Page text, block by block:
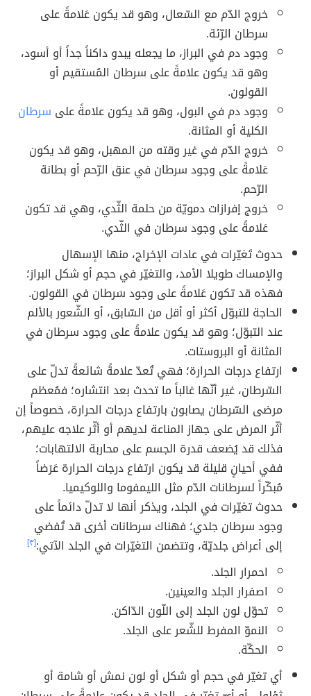
خروج الدّم مع السّعال، وهو قد يكون عَلامةً على
سرطان الرّئة.
وجود دم في البراز، ما يجعله يبدو داكناً جداً أو أسود،
وهو قد يكون علامةً على سرطان المُستقيم أو
القولون.
وجود دم في البول، وهو قد يكون علامةً على سرطان
الكلية أو المثانة.
خروج الدّم في غير وقته من المهبل، وهو قد يكون
عَلامةً على وجود سرطان في عنق الرّحم أو بطانة
الرّحم.
خروج إفرازات دمويّة من حلمة الثّدي، وهي قد تكون
عَلامةً على وجود سرطان في الثّدي.
حدوث تَغيّرات في عادات الإخراج، منها الإسهال
والإمساك طويلا الأمد، والتغيّر في حجم أو شكل البراز؛
فهذه قد تكون عَلامةً على وجود سَرطان في القولون.
الحاجة للتبوّل أكثر أو أقل من السّابق، أو الشّعور بالألم
عند التبوّل؛ وهو قد يكون علامةً على وجود سرطان في
المثانة أو البروستات.
ارتفاع درجات الحرارة؛ فهي تُعدّ علامةً شائعةً تدلّ على
السّرطان، غير أنّها غالباً ما تحدث بعد انتشاره؛ فمُعظم
مرضى السّرطان يصابون بارتفاع درجات الحرارة، خصوصاً إن
أثّر المرض على جهاز المناعة لديهم أو أثّر علاجه عليهم،
فذلك قد يُضعف قدرة الجسم على محاربة الالتهابات؛
ففي أحيانٍ قليلة قد يكون ارتفاع درجات الحرارة عَرَضاً
مُبكّراً لسرطانات الدّم مثل الليمفوما واللوكيميا.
حدوث تغيّرات في الجلد، ويذكر أنها لا تدلّ دائماً على
وجود سرطان جلدي؛ فهناك سرطانات أخرى قد تُفضي
إلى أعراض جلديّة، وتتضمن التغيّرات في الجلد الآتي:[٣]
احمرار الجلد.
اصفرار الجلد والعينين.
تحوّل لون الجلد إلى اللّون الدّاكن.
النموّ المفرط للشّعر على الجلد.
الحكّة.
أي تغيّر في حجم أو شكل أو لون نمش أو شامة أو